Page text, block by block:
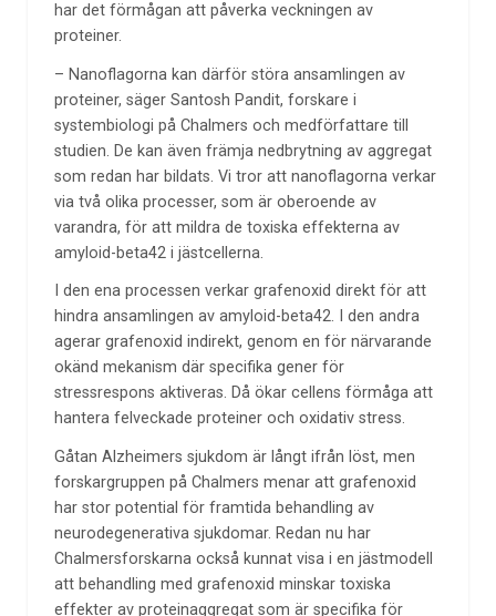
har det förmågan att påverka veckningen av
proteiner.
– Nanoflagorna kan därför störa ansamlingen av
proteiner, säger Santosh Pandit, forskare i
systembiologi på Chalmers och medförfattare till
studien. De kan även främja nedbrytning av aggregat
som redan har bildats. Vi tror att nanoflagorna verkar
via två olika processer, som är oberoende av
varandra, för att mildra de toxiska effekterna av
amyloid-beta42 i jästcellerna.
I den ena processen verkar grafenoxid direkt för att
hindra ansamlingen av amyloid-beta42. I den andra
agerar grafenoxid indirekt, genom en för närvarande
okänd mekanism där specifika gener för
stressrespons aktiveras. Då ökar cellens förmåga att
hantera felveckade proteiner och oxidativ stress.
Gåtan Alzheimers sjukdom är långt ifrån löst, men
forskargruppen på Chalmers menar att grafenoxid
har stor potential för framtida behandling av
neurodegenerativa sjukdomar. Redan nu har
Chalmersforskarna också kunnat visa i en jästmodell
att behandling med grafenoxid minskar toxiska
effekter av proteinaggregat som är specifika för